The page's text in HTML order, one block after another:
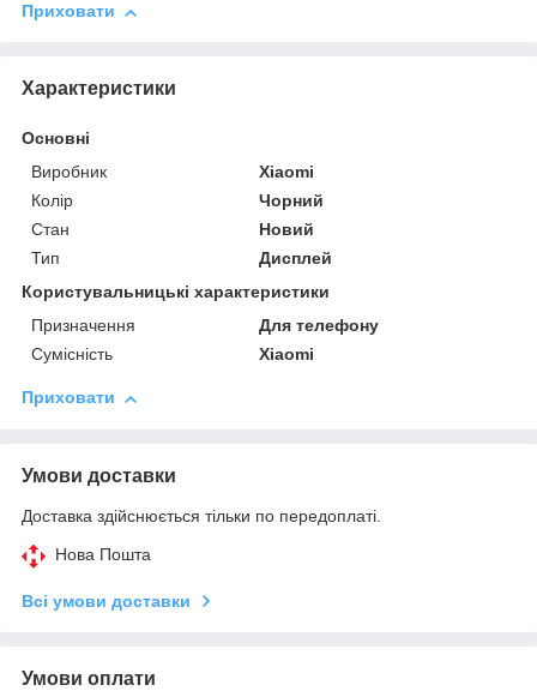
Приховати
Характеристики
Основні
Виробник
Xiaomi
Колір
Чорний
Стан
Новий
Тип
Дисплей
Користувальницькі характеристики
Призначення
Для телефону
Сумісність
Xiaomi
Приховати
Умови доставки
Доставка здійснюється тільки по передоплаті.
Нова Пошта
Всі умови доставки
Умови оплати